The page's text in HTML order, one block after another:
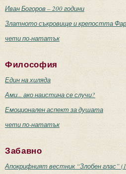
Иван Богоров – 200 години
Златното съкровище и крепостта
чети по-нататък
Философия
Един на хиляда
Ами... ако наистина се случи?
Емоционален аспект за душата
чети по-нататък
Забавно
Апокрифният вестник “Злобен глас”